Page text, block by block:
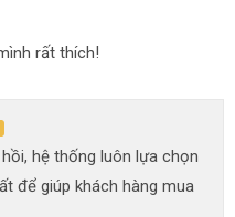
rất thích!
hệ thống luôn lựa chọn
để giúp khách hàng mua